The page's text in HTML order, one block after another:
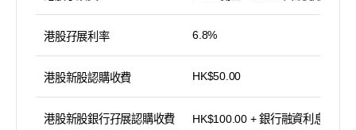
港股孖展利率 6.8%
港股新股認購收費 HK$50.00
港股新股銀行孖展認購收費 HK$100.00 + 銀行融資利息